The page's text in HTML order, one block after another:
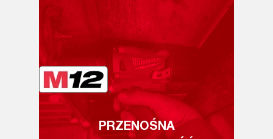
PRZENOŚNA